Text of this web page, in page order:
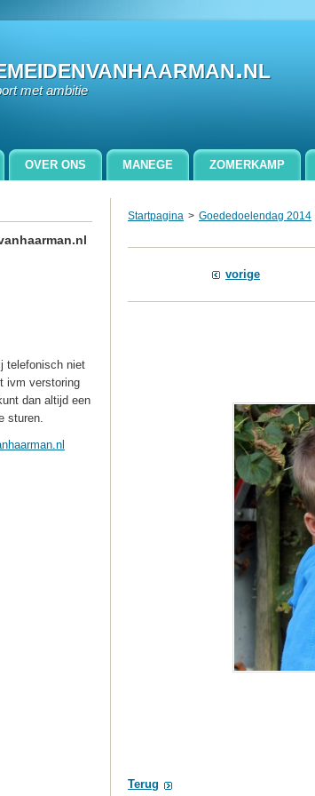
met ambitie
Startpagina > Goededoelendag 2014
vorige
Terug
telefonisch niet
ivm verstoring
dan altijd een
sturen.
aarman.n
OVER ONS MANEGE ZOMERKAMP